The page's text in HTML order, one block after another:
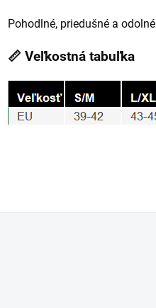
Pohodlné, priedušné a odolné
📏 Veľkostná tabuľka